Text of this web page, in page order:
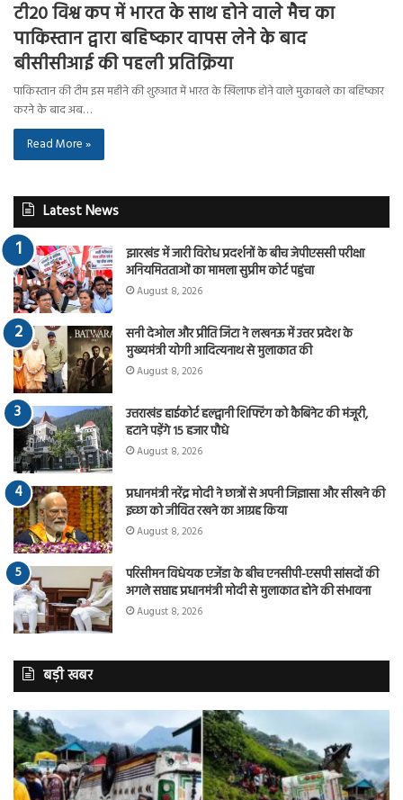
टी20 विश्व कप में भारत के साथ होने वाले मैच का
पाकिस्तान द्वारा बहिष्कार वापस लेने के बाद
बीसीसीआई की पहली प्रतिक्रिया
पाकिस्तान की टीम इस महीने की शुरुआत में भारत के खिलाफ होने वाले मुकाबले का बहिष्कार
करने के बाद अब…
Read More »
Latest News
झारखंड में जारी विरोध प्रदर्शनों के बीच जेपीएससी परीक्षा
अनियमितताओं का मामला सुप्रीम कोर्ट पहुंचा
August 8, 2026
सनी देओल और प्रीति जिंटा ने लखनऊ में उत्तर प्रदेश के
मुख्यमंत्री योगी आदित्यनाथ से मुलाकात की
August 8, 2026
उत्तराखंड हाईकोर्ट हल्द्वानी शिफ्टिंग को कैबिनेट की मंजूरी,
हटाने पड़ेंगे 15 हजार पौधे
August 8, 2026
प्रधानमंत्री नरेंद्र मोदी ने छात्रों से अपनी जिज्ञासा और सीखने की
इच्छा को जीवित रखने का आग्रह किया
August 8, 2026
परिसीमन विधेयक एजेंडा के बीच एनसीपी-एसपी सांसदों की
अगले सप्ताह प्रधानमंत्री मोदी से मुलाकात होने की संभावना
August 8, 2026
बड़ी खबर